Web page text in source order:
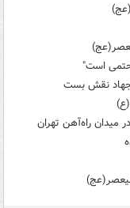
حتمی است"
جهاد نقش بست
میدان راه‌آهن تهران